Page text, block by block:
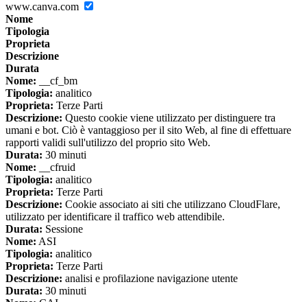
www.canva.com
Nome
Tipologia
Proprieta
Descrizione
Durata
Nome: __cf_bm
Tipologia: analitico
Proprieta: Terze Parti
Descrizione: Questo cookie viene utilizzato per distinguere tra
umani e bot. Ciò è vantaggioso per il sito Web, al fine di effettuare
rapporti validi sull'utilizzo del proprio sito Web.
Durata: 30 minuti
Nome: __cfruid
Tipologia: analitico
Proprieta: Terze Parti
Descrizione: Cookie associato ai siti che utilizzano CloudFlare,
utilizzato per identificare il traffico web attendibile.
Durata: Sessione
Nome: ASI
Tipologia: analitico
Proprieta: Terze Parti
Descrizione: analisi e profilazione navigazione utente
Durata: 30 minuti